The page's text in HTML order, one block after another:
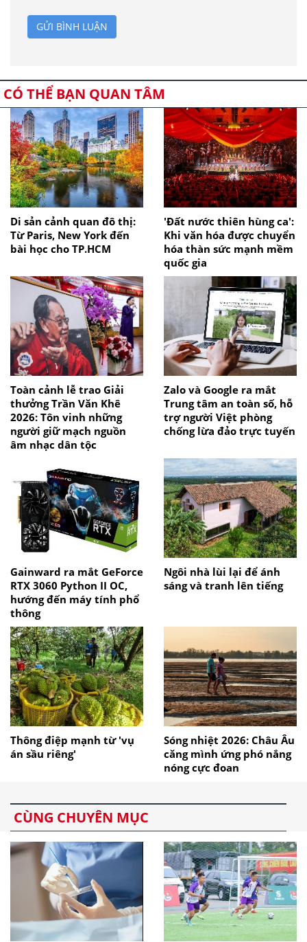
GỬI BÌNH LUẬN
CÓ THỂ BẠN QUAN TÂM
Di sản cảnh quan đô thị:
Từ Paris, New York đến
bài học cho TP.HCM
'Đất nước thiên hùng ca':
Khi văn hóa được chuyển
hóa thàn sức mạnh mềm
quốc gia
Toàn cảnh lễ trao Giải
thưởng Trần Văn Khê
2026: Tôn vinh những
người giữ mạch nguồn
âm nhạc dân tộc
Zalo và Google ra mắt
Trung tâm an toàn số, hỗ
trợ người Việt phòng
chống lừa đảo trực tuyến
Gainward ra mắt GeForce
RTX 3060 Python II OC,
hướng đến máy tính phổ
thông
Ngôi nhà lùi lại để ánh
sáng và tranh lên tiếng
Thông điệp mạnh từ 'vụ
án sầu riêng'
Sóng nhiệt 2026: Châu Âu
căng mình ứng phó nắng
nóng cực đoan
CÙNG CHUYÊN MỤC